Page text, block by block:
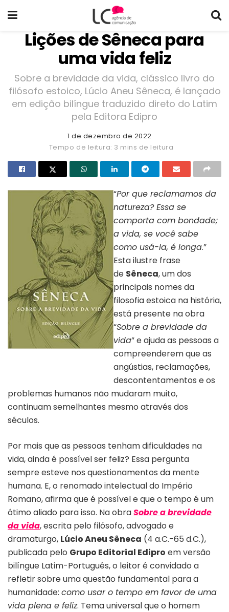
Lições de Sêneca para
uma vida feliz
Sobre a brevidade da vida, clássico livro do
filósofo estoico, Lúcio Aneu Sêneca, é lançado
em edição bilíngue traduzido direto do Latim
pela Editora Edipro
1 de dezembro de 2022
Tempo de leitura: 3 mins de leitura
“Por que reclamamos da
natureza? Essa se
comporta com bondade;
a vida, se você sabe
como usá-la, é longa.”
Esta ilustre frase
de Sêneca, um dos
principais nomes da
filosofia estoica na história,
está presente na obra
“Sobre a brevidade da
vida” e ajuda as pessoas a
compreenderem que as
angústias, reclamações,
descontentamentos e os
problemas humanos não mudaram muito,
continuam semelhantes mesmo através dos
séculos.
Por mais que as pessoas tenham dificuldades na
vida, ainda é possível ser feliz? Essa pergunta
sempre esteve nos questionamentos da mente
humana. E, o renomado intelectual do Império
Romano, afirma que é possível e que o tempo é um
ótimo aliado para isso. Na obraSobre a brevidade
da vida, escrita pelo filósofo, advogado e
dramaturgo, Lúcio Aneu Sêneca (4 a.C.-65 d.C.),
publicada pelo Grupo Editorial Edipro em versão
bilíngue Latim-Português, o leitor é convidado a
refletir sobre uma questão fundamental para a
humanidade: como usar o tempo em favor de uma
vida plena e feliz. Tema universal que o homem